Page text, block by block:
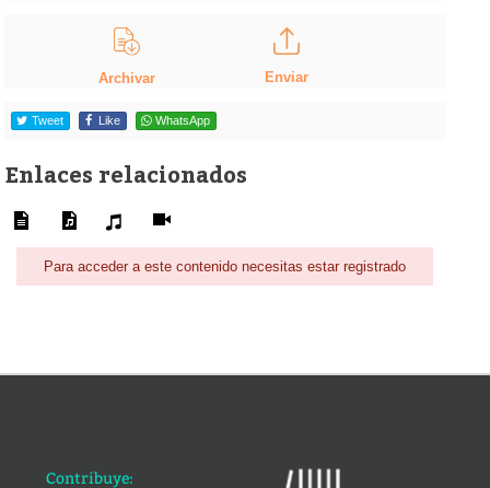
Archivar Enviar
Tweet Like WhatsApp
Enlaces relacionados
Para acceder a este contenido necesitas estar registrado
Contribuye: